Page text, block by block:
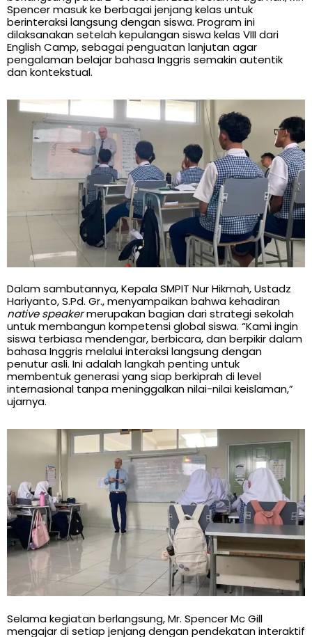
Spencer masuk ke berbagai jenjang kelas untuk
berinteraksi langsung dengan siswa. Program ini
dilaksanakan setelah kepulangan siswa kelas VIII dari
English Camp, sebagai penguatan lanjutan agar
pengalaman belajar bahasa Inggris semakin autentik
dan kontekstual.
Dalam sambutannya, Kepala SMPIT Nur Hikmah, Ustadz
Hariyanto, S.Pd. Gr., menyampaikan bahwa kehadiran
native speakermerupakan bagian dari strategi sekolah
untuk membangun kompetensi global siswa. “Kami ingin
siswa terbiasa mendengar, berbicara, dan berpikir dalam
bahasa Inggris melalui interaksi langsung dengan
penutur asli. Ini adalah langkah penting untuk
membentuk generasi yang siap berkiprah di level
internasional tanpa meninggalkan nilai-nilai keislaman,”
ujarnya.
Selama kegiatan berlangsung, Mr. Spencer Mc Gill
mengajar di setiap jenjang dengan pendekatan interaktif